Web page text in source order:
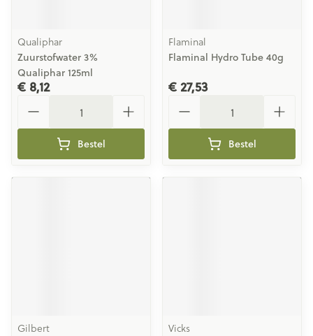
Qualiphar
Zuurstofwater 3%
Qualiphar 125ml
€ 8,12
Bestel
Flaminal
Flaminal Hydro Tube 40g
€ 27,53
Bestel
Gilbert Vicks